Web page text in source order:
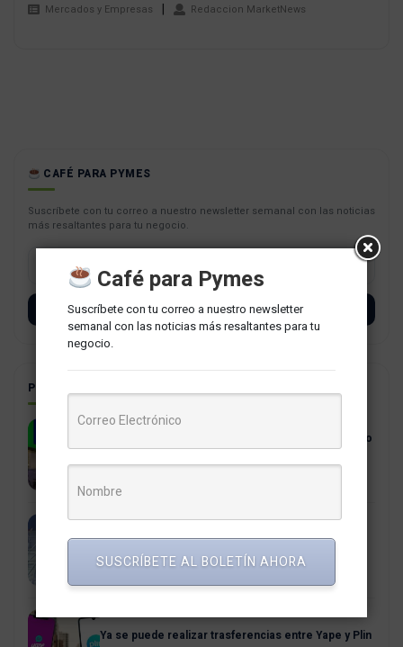
Mercados y Empresas Redaccion MarketNews
CAFÉ PARA PYMES
Suscríbete con tu correo a nuestro newsletter semanal con las noticias
más resaltantes para tu negocio.
SUSCRÍBETE
POSTS RELACIONADOS
Ciberseguridad para empresas: Lecciones del caso
Interbank
9 mayo, 2024
Ya se puede realizar trasferencias entre Yape y Plin
Café para Pymes
Suscríbete con tu correo a nuestro newsletter
semanal con las noticias más resaltantes para tu
negocio.
SUSCRÍBETE AL BOLETÍN AHORA